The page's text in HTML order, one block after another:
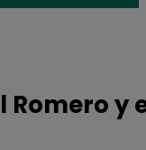
Romero y